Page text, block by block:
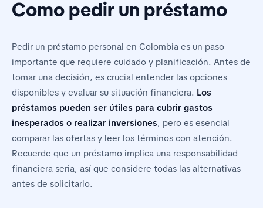
Como pedir un préstamo
Pedir un préstamo personal en Colombia es un paso
importante que requiere cuidado y planificación. Antes de
tomar una decisión, es crucial entender las opciones
disponibles y evaluar su situación financiera. Los
préstamos pueden ser útiles para cubrir gastos
inesperados o realizar inversiones, pero es esencial
comparar las ofertas y leer los términos con atención.
Recuerde que un préstamo implica una responsabilidad
financiera seria, así que considere todas las alternativas
antes de solicitarlo.